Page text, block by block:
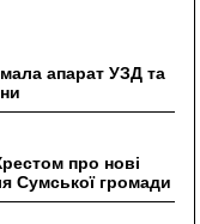
апарат УЗД та
про нові
Сумської громади